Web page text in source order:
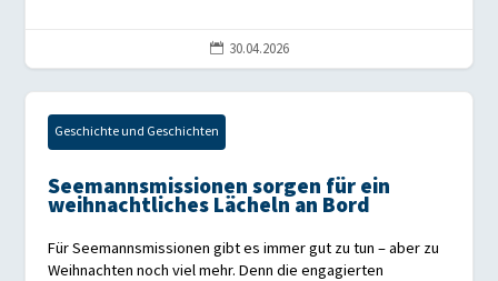
 30.04.2026
Geschichte und Geschichten
Seemannsmissionen sorgen für ein
weihnachtliches Lächeln an Bord
Für Seemannsmissionen gibt es immer gut zu tun – aber zu
Weihnachten noch viel mehr. Denn die engagierten